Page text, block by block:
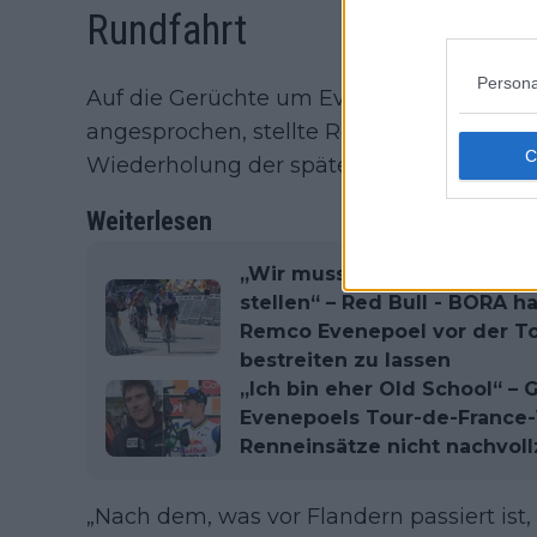
Rundfahrt
Auf die Gerüchte um Evenepoel und sein
angesprochen, stellte Red-Bull-
Wiederholung der späten Flandern-
Weiterlesen
„Wir mussten das Klettern
stellen“ – Red Bull - BORA
Remco Evenepoel vor der
bestreiten zu lassen
„Ich bin eher Old School“ –
Evenepoels Tour-de-
Renneinsätze nicht
„Nach dem, was vor Flandern passiert